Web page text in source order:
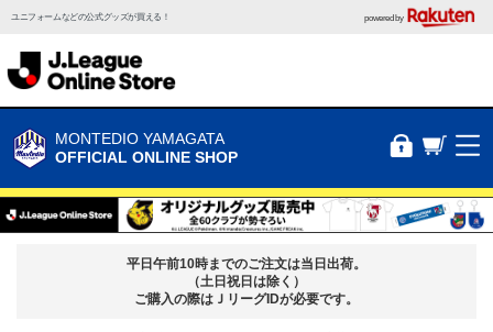
ユニフォームなどの公式グッズが買える！ powered by
MONTEDIO YAMAGATA
OFFICIAL ONLINE SHOP
平日午前10時までのご注文は当日出荷。
（土日祝日は除く）
ご購入の際はＪリーグIDが必要です。